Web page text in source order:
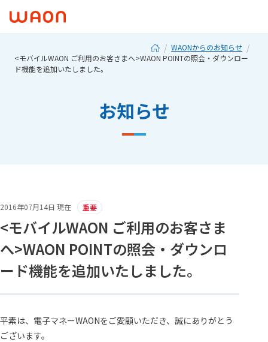
WAONからのお知らせ
<モバイルWAON ご利用のお客さまへ>WAON POINTの照会・ダウンロー
ド機能を追加いたしました。
お知らせ
2016年07月14日 現在 重要
<モバイルWAON ご利用のお客さま
へ>WAON POINTの照会・ダウンロ
ード機能を追加いたしました。
平素は、電子マネーWAONをご愛顧いただき、誠にありがとう
ございます。